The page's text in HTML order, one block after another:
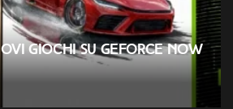
giochi su GeForce NOW